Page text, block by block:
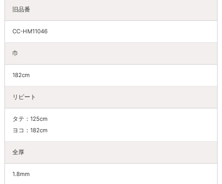
旧品番
CC-HM11046
巾
182cm
リピート
タテ：125cm
ヨコ：182cm
全厚
1.8mm